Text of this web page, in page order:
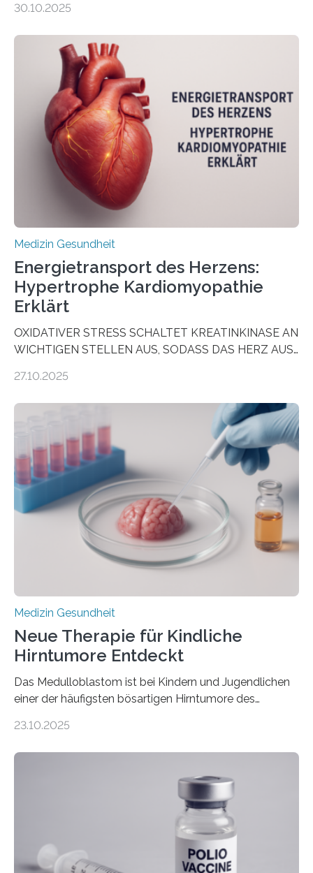
behandelt werden kann. In ihrer aktuellen Studie,
Oncology, zeigen die Forschenden, dass Mini-Tumore
aus Gewebe von Patientinnen und Patienten –
sogenannte Organoide – genutzt werden können, um
vorab zu prüfen, welche Medikamente am besten
wirken. Dabei wurde ein Eiweiß identifiziert, das künftig
als Biomarker für die Wahl der passenden Therapie
dienen könnte. Darmkrebs zählt weltweit zu den
häufigsten Krebsarten und stellt…
30.10.2025
Medizin Gesundheit
Energietransport des Herzens:
Hypertrophe Kardiomyopathie
Erklärt
OXIDATIVER STRESS SCHALTET KREATINKINASE AN
WICHTIGEN STELLEN AUS, SODASS DAS HERZ AUS
aus dem Deutschen Zentrum für Herzinsuffizienz
im Journal Circulation, warum der Energietransport bei
der Hypertrophen Kardiomyopathie (HCM) versagen
kann und wie sich durch eine Verringerung der
Herzbelastung und des oxidativen Stresses
Rhythmusstörungen reduzieren lassen. Würzburg. Die
hypertrophe Kardiomyopathie (HCM) ist die häufigste
erblich bedingte Herzerkrankung. Sie führt dazu, dass
sich die linke Herzkammer verdickt, der Herzmuskel zu
stark kontrahiert…
27.10.2025
Medizin Gesundheit
Neue Therapie für Kindliche
Hirntumore Entdeckt
Das Medulloblastom ist bei Kindern und Jugendlichen
einer der häufigsten bösartigen Hirntumore des
Betroffenen können mit heutigen Methoden geheilt
Dringend benötigt werden zielgerichtete Therapien, die
nur Tumorschwachstellen angreifen und normales
Gewebe verschonen. Forschende um Daniel Merk vom
Hertie-Institut für klinische Hirnforschung am
Universitätsklinikum Tübingen haben eine solche
Schwachstelle im Erbgut einer Untergruppe des
23.10.2025